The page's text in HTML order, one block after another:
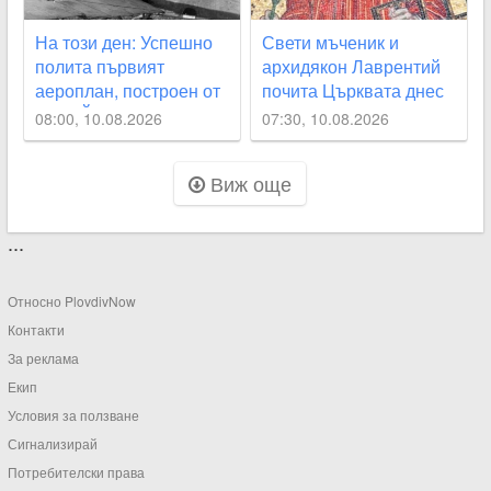
На този ден: Успешно
полита първият
аероплан, построен от
Асен Йорданов
08:00, 10.08.2026
Свети мъченик и
архидякон Лаврентий
почита Църквата днес
07:30, 10.08.2026
Виж още
...
Относно PlovdivNow
Контакти
За реклама
Екип
Условия за ползване
Сигнализирай
Потребителски права